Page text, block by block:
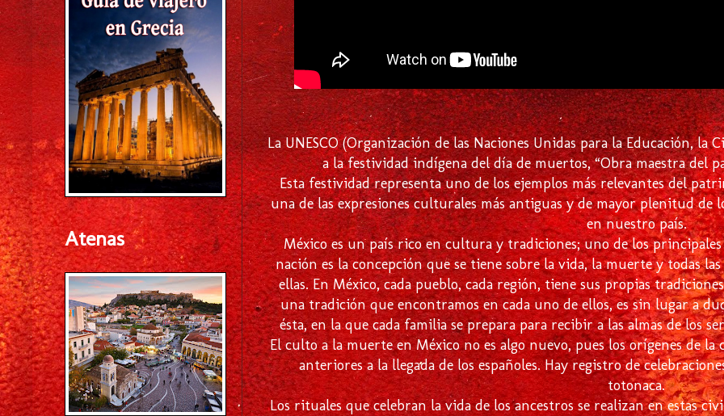
La UNESCO (Organización de las Naciones Unidas para la Educación, la
a la festividad indígena del día de muertos, “Obra maestra del
Esta festividad representa uno de los ejemplos más relevantes del
una de las expresiones culturales más antiguas y de mayor plenitud
en nuestro país.
México es un país rico en cultura y tradiciones; uno de los
nación es la concepción que se tiene sobre la vida, la muerte y todas
ellas. En México, cada pueblo, cada región, tiene sus propias
una tradición que encontramos en cada uno de ellos, es sin lugar a
ésta, en la que cada familia se prepara para recibir a las almas de los
El culto a la muerte en México no es algo nuevo, pues los orígenes de
anteriores a la llegada de los españoles. Hay registro de
totonaca.
Los rituales que celebran la vida de los ancestros se realizan en estas
Atenas